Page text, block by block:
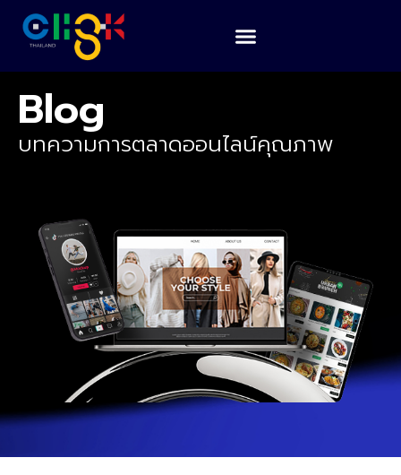
Blog
บทความการตลาดออนไลน์คุณภาพ